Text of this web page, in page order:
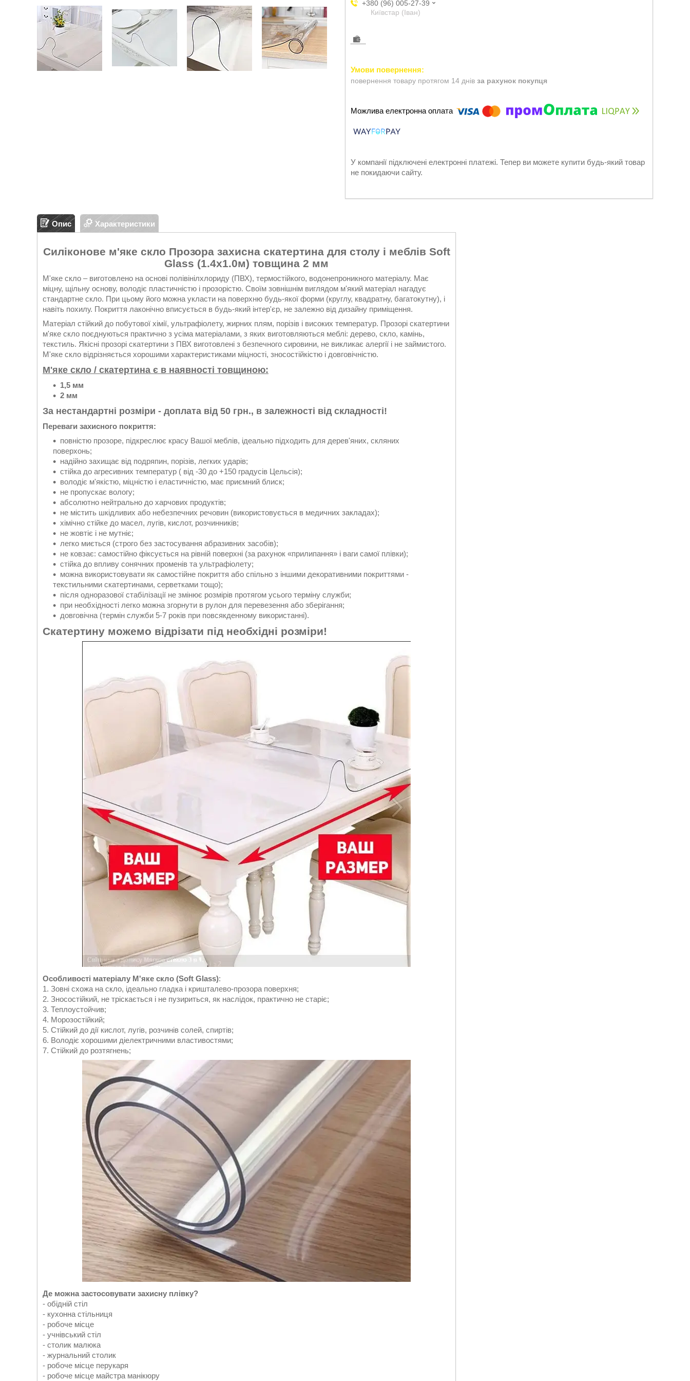
+380 (96) 005-27-39
Київстар (Іван)
повернення товару протягом 14 днів за рахунок покупця
У компанії підключені електронні платежі. Тепер ви можете купити будь-який товар
не покидаючи сайту.
Опис Характеристики
Силіконове м'яке скло Прозора захисна скатертина для столу і меблів Soft
Glass (1.4х1.0м) товщина 2 мм
М'яке скло – виготовлено на основі полівінілхлориду (ПВХ), термостійкого, водонепроникного матеріалу. Має
міцну, щільну основу, володіє пластичністю і прозорістю. Своїм зовнішнім виглядом м'який матеріал нагадує
стандартне скло. При цьому його можна укласти на поверхню будь-якої форми (круглу, квадратну, багатокутну), і
навіть похилу. Покриття лаконічно вписується в будь-який інтер'єр, не залежно від дизайну приміщення.
Матеріал стійкий до побутової хімії, ультрафіолету, жирних плям, порізів і високих температур. Прозорі скатертини
м'яке скло поєднуються практично з усіма матеріалами, з яких виготовляються меблі: дерево, скло, камінь,
текстиль. Якісні прозорі скатертини з ПВХ виготовлені з безпечного сировини, не викликає алергії і не займистого.
М'яке скло відрізняється хорошими характеристиками міцності, зносостійкістю і довговічністю.
М'яке скло / скатертина є в наявності товщиною:
1,5 мм
2 мм
За нестандартні розміри - доплата від 50 грн., в залежності від складності!
Переваги захисного покриття:
повністю прозоре, підкреслює красу Вашої меблів, ідеально підходить для дерев'яних, скляних
поверхонь;
надійно захищає від подряпин, порізів, легких ударів;
стійка до агресивних температур ( від -30 до +150 градусів Цельсія);
володіє м'якістю, міцністю і еластичністю, має приємний блиск;
не пропускає вологу;
абсолютно нейтрально до харчових продуктів;
не містить шкідливих або небезпечних речовин (використовується в медичних закладах);
хімічно стійке до масел, лугів, кислот, розчинників;
не жовтіє і не мутніє;
легко миється (строго без застосування абразивних засобів);
не ковзає: самостійно фіксується на рівній поверхні (за рахунок «прилипання» і ваги самої плівки);
стійка до впливу сонячних променів та ультрафіолету;
можна використовувати як самостійне покриття або спільно з іншими декоративними покриттями -
текстильними скатертинами, серветками тощо);
після одноразової стабілізації не змінює розмірів протягом усього терміну служби;
при необхідності легко можна згорнути в рулон для перевезення або зберігання;
довговічна (термін служби 5-7 років при повсякденному використанні).
Скатертину можемо відрізати під необхідні розміри!
Особливості матеріалу М'яке скло (Soft Glass):
1. Зовні схожа на скло, ідеально гладка і кришталево-прозора поверхня;
2. Зносостійкий, не тріскається і не пузириться, як наслідок, практично не старіє;
3. Теплоустойчив;
4. Морозостійкий;
5. Стійкий до дії кислот, лугів, розчинів солей, спиртів;
6. Володіє хорошими діелектричними властивостями;
7. Стійкий до розтягнень;
Де можна застосовувати захисну плівку?
- обідній стіл
- кухонна стільниця
- робоче місце
- учнівський стіл
- столик малюка
- журнальний столик
- робоче місце перукаря
- робоче місце майстра манікюру